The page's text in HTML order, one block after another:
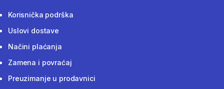
Korisnička podrška
Uslovi dostave
Načini plaćanja
Zamena i povraćaj
Preuzimanje u prodavnici